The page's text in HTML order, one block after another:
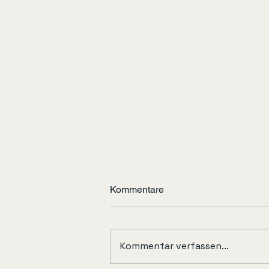
Kommentare
Kommentar verfassen...